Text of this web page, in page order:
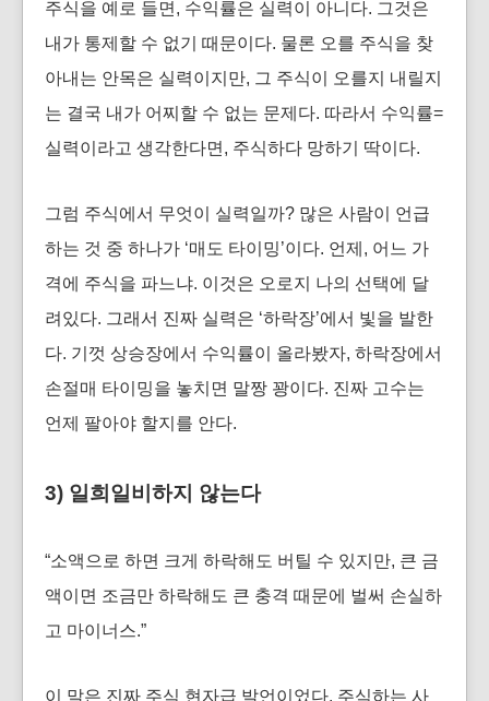
주식을 예로 들면, 수익률은 실력이 아니다. 그것은
내가 통제할 수 없기 때문이다. 물론 오를 주식을 찾
아내는 안목은 실력이지만, 그 주식이 오를지 내릴지
는 결국 내가 어찌할 수 없는 문제다. 따라서 수익률=
실력이라고 생각한다면, 주식하다 망하기 딱이다.
그럼 주식에서 무엇이 실력일까? 많은 사람이 언급
하는 것 중 하나가 ‘매도 타이밍’이다. 언제, 어느 가
격에 주식을 파느냐. 이것은 오로지 나의 선택에 달
려있다. 그래서 진짜 실력은 ‘하락장’에서 빛을 발한
다. 기껏 상승장에서 수익률이 올라봤자, 하락장에서
손절매 타이밍을 놓치면 말짱 꽝이다. 진짜 고수는
언제 팔아야 할지를 안다.
3) 일희일비하지 않는다
“소액으로 하면 크게 하락해도 버틸 수 있지만, 큰 금
액이면 조금만 하락해도 큰 충격 때문에 벌써 손실하
고 마이너스.”
이 말은 진짜 주식 현자급 발언이었다. 주식하는 사